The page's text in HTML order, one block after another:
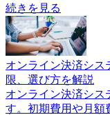
続きを見る
オンライン決済シス
限、選び方を解説
オンライン決済シス
す。初期費用や月額